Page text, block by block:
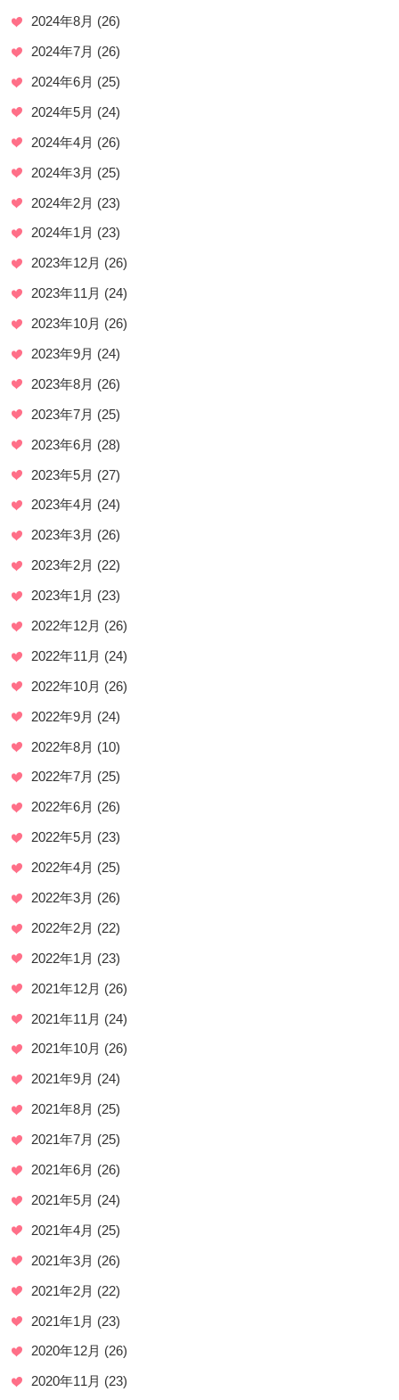
2024年8月 (26)
2024年7月 (26)
2024年6月 (25)
2024年5月 (24)
2024年4月 (26)
2024年3月 (25)
2024年2月 (23)
2024年1月 (23)
2023年12月 (26)
2023年11月 (24)
2023年10月 (26)
2023年9月 (24)
2023年8月 (26)
2023年7月 (25)
2023年6月 (28)
2023年5月 (27)
2023年4月 (24)
2023年3月 (26)
2023年2月 (22)
2023年1月 (23)
2022年12月 (26)
2022年11月 (24)
2022年10月 (26)
2022年9月 (24)
2022年8月 (10)
2022年7月 (25)
2022年6月 (26)
2022年5月 (23)
2022年4月 (25)
2022年3月 (26)
2022年2月 (22)
2022年1月 (23)
2021年12月 (26)
2021年11月 (24)
2021年10月 (26)
2021年9月 (24)
2021年8月 (25)
2021年7月 (25)
2021年6月 (26)
2021年5月 (24)
2021年4月 (25)
2021年3月 (26)
2021年2月 (22)
2021年1月 (23)
2020年12月 (26)
2020年11月 (23)